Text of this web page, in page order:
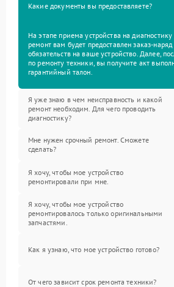
Какие документы вы предоставляете?
На этапе приема устройства на
ремонт вам будет предоставлен заказ-
обязательств на ваше устройство. Далее,
по ремонту техники, вы получите акт
гарантийный талон.
Я уже знаю в чем неисправность и какой
ремонт необходим. Для чего проводить
диагностику?
Мне нужен срочный ремонт. Сможете
сделать?
Я хочу, чтобы мое устройство
ремонтировали при мне.
Я хочу, чтобы мое устройство
ремонтировалось только оригинальными
запчастями.
Как я узнаю, что мое устройство готово?
От чего зависит срок ремонта техники?